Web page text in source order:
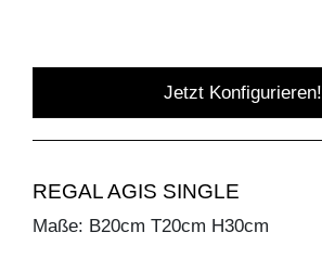
Jetzt Konfigurieren!
REGAL AGIS SINGLE
Maße: B20cm T20cm H30cm